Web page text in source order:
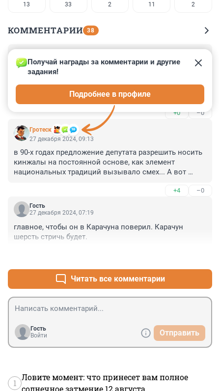
13 33 2 11 2
КОММЕНТАРИИ 38
29 декабря 2024, 05:18
Муфтию пора на родину. Засиделся бедолага в
России. Наши обычаи, праздники, традиции, Вера...
Все ему не мило. На Родину...
+0 –0
Гротеск
Получай награды за комментарии и другие
задания!
Подробнее в профиле
27 декабря 2024, 09:13
в 90-х годах предложение депутата разрешить носить
кинжалы на постоянной основе, как элемент
национальных традиций вызывало смех... А вот
+4 –0
Гость
27 декабря 2024, 07:19
главное, чтобы он в Карачуна поверил. Карачун
шерсть стричь будет.
Читать все комментарии
Гость
Войти
Отправить
1
Ловите момент: что принесет вам полное
солнечное затмение 12 августа